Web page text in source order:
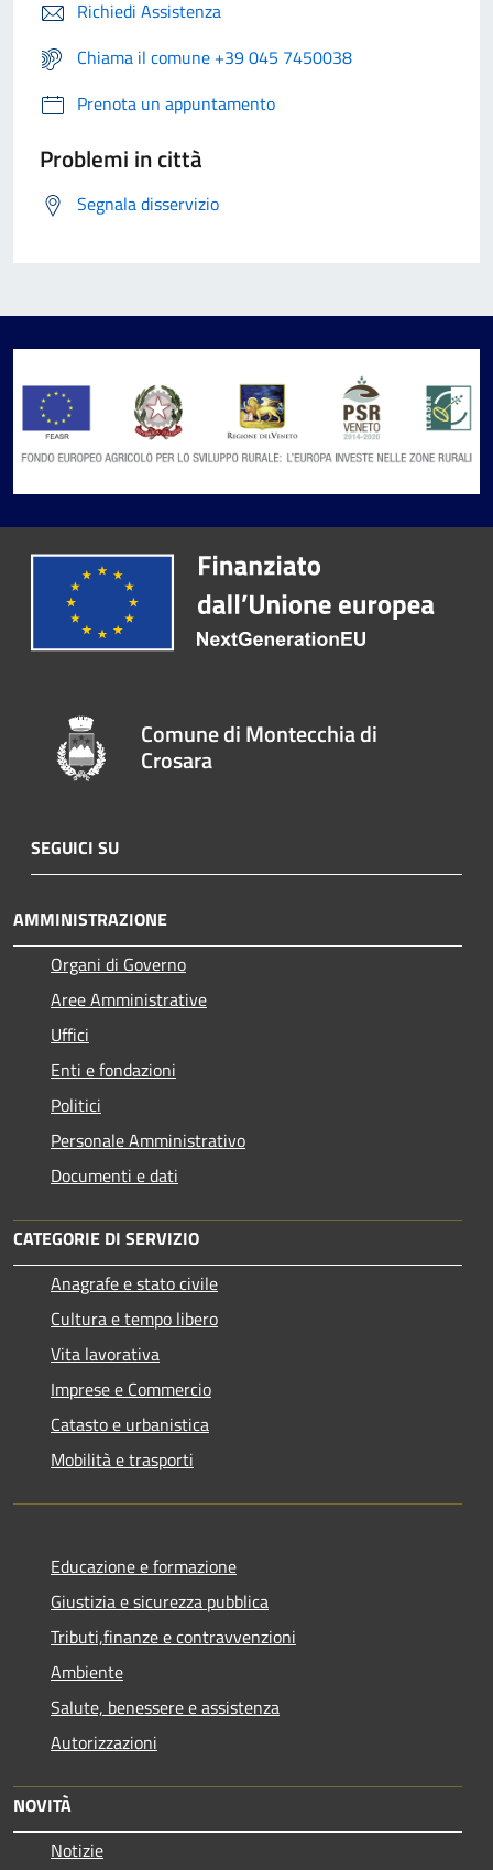
Richiedi Assistenza
Chiama il comune +39 045 7450038
Prenota un appuntamento
Problemi in città
Segnala disservizio
Comune di Montecchia di
Crosara
SEGUICI SU
AMMINISTRAZIONE
Organi di Governo
Aree Amministrative
Uffici
Enti e fondazioni
Politici
Personale Amministrativo
Documenti e dati
CATEGORIE DI SERVIZIO
Anagrafe e stato civile
Cultura e tempo libero
Vita lavorativa
Imprese e Commercio
Catasto e urbanistica
Mobilità e trasporti
Educazione e formazione
Giustizia e sicurezza pubblica
Tributi,finanze e contravvenzioni
Ambiente
Salute, benessere e assistenza
Autorizzazioni
NOVITÀ
Notizie